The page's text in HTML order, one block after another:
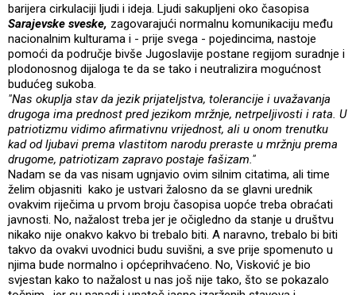
barijera cirkulaciji ljudi i ideja. Ljudi sakupljeni oko časopisa
Sarajevske sveske, zagovarajući normalnu komunikaciju među
nacionalnim kulturama i - prije svega - pojedincima, nastoje
pomoći da područje bivše Jugoslavije postane regijom suradnje i
plodonosnog dijaloga te da se tako i neutralizira mogućnost
budućeg sukoba.
"Nas okuplja stav da jezik prijateljstva, tolerancije i uvažavanja
drugoga ima prednost pred jezikom mržnje, netrpeljivosti i rata. U
patriotizmu vidimo afirmativnu vrijednost, ali u onom trenutku
kad od ljubavi prema vlastitom narodu preraste u mržnju prema
drugome, patriotizam zapravo postaje fašizam."
Nadam se da vas nisam ugnjavio ovim silnim citatima, ali time
želim objasniti kako je ustvari žalosno da se glavni urednik
ovakvim riječima u prvom broju časopisa uopće treba obraćati
javnosti. No, nažalost treba jer je očigledno da stanje u društvu
nikako nije onakvo kakvo bi trebalo biti. A naravno, trebalo bi biti
takvo da ovakvi uvodnici budu suvišni, a sve prije spomenuto u
njima bude normalno i općeprihvaćeno. No, Visković je bio
svjestan kako to nažalost u nas još nije tako, što se pokazalo